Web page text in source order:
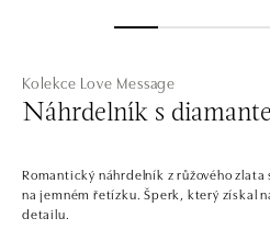
Kolekce Love Message
Náhrdelník s
Romantický náhrdelník z růžového zlata
na jemném řetízku. Šperk, který získal
detailu.